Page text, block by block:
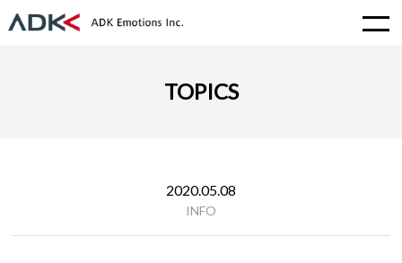
TOPICS
2020.05.08
INFO